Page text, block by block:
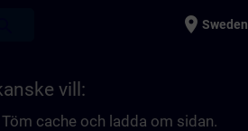
place Sweden
vill:
Töm cache och ladda om sidan.